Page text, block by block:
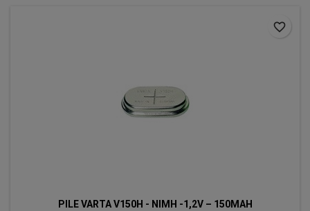
PILE VARTA V150H - NIMH -1,2V – 150MAH
favorite_border